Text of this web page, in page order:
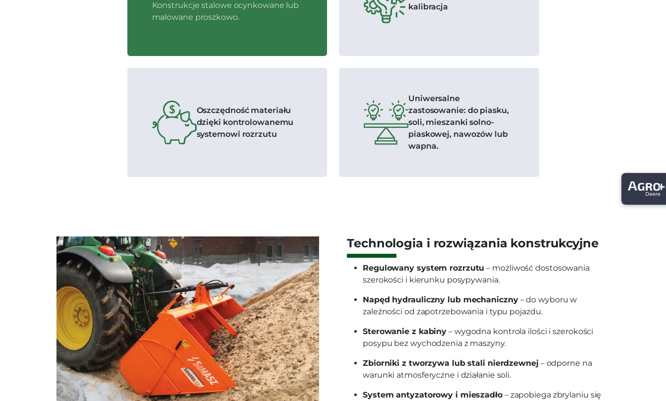
Konstrukcje stalowe ocynkowane lub
malowane proszkowo.
kalibracja
Oszczędność materiału
dzięki kontrolowanemu
systemowi rozrzutu
Uniwersalne
zastosowanie: do piasku,
soli, mieszanki solno-
piaskowej, nawozów lub
wapna.
Technologia i rozwiązania konstrukcyjne
Regulowany system rozrzutu – możliwość dostosowania
szerokości i kierunku posypywania.
Napęd hydrauliczny lub mechaniczny– do wyboru w
zależności od zapotrzebowania i typu pojazdu.
Sterowanie z kabiny – wygodna kontrola ilości i szerokości
posypu bez wychodzenia z maszyny.
Zbiorniki z tworzywa lub stali nierdzewnej – odporne na
warunki atmosferyczne i działanie soli.
System antyzatorowy i mieszadło– zapobiega zbrylaniu się